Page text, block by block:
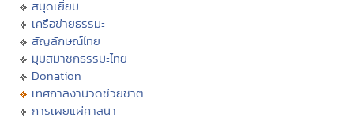
สมุดเยี่ยม
เครือข่ายธรรมะ
สัญลักษณ์ไทย
มุมสมาชิกธรรมะไทย
Donation
เทศกาลงานวัดช่วยชาติ
การเผยแผ่ศาสนา